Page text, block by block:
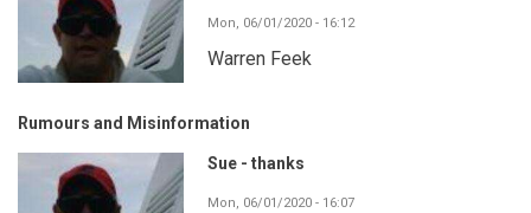
Mon, 06/01/2020 - 16:12
Warren Feek
Rumours and Misinformation
Sue - thanks
Mon, 06/01/2020 - 16:07